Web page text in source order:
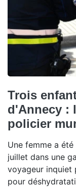
Trois
d'Annecy :
policier
Une femme a
juillet dans une
voyageur inquiet
pour